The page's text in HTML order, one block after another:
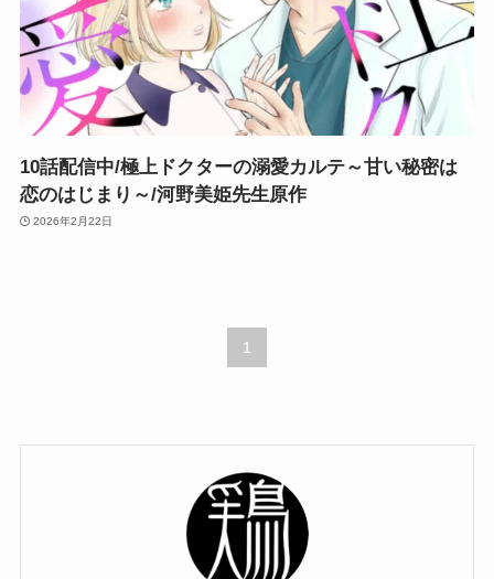
10話配信中/極上ドクターの溺愛カルテ～甘い秘密は
恋のはじまり～/河野美姫先生原作
2026年2月22日
1